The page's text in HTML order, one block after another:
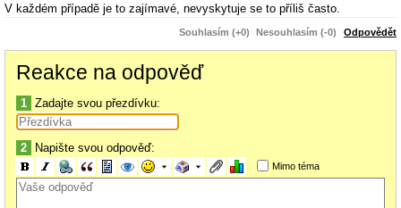
V každém případě je to zajímavé, nevyskytuje se to příliš často.
Souhlasím (+0) Nesouhlasím (-0) Odpovědět
Reakce na odpověď
1 Zadajte svou přezdívku:
2 Napište svou odpověď:
Mimo téma